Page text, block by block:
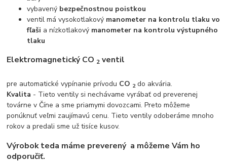
vybavený bezpečnostnou poistkou
ventil má vysokotlakový manometer na kontrolu tlaku vo
fľaši a nízkotlakový manometer na kontrolu výstupného
tlaku
ElektromagnetickýCO 2 ventil
pre automatické vypínanie prívodu CO 2 do akvária.
Kvalita - Tieto ventily si nechávame vyrábať od preverenej
továrne v Číne a sme priamymi dovozcami. Preto môžeme
ponúknuť veľmi zaujímavú cenu. Tieto ventily odoberáme mnoho
rokov a predali sme už tisíce kusov.
Výrobok teda máme preverenýa môžeme Vám ho
odporučiť.